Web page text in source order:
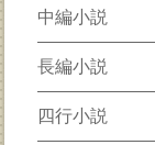
中編小説
長編小説
四行小説